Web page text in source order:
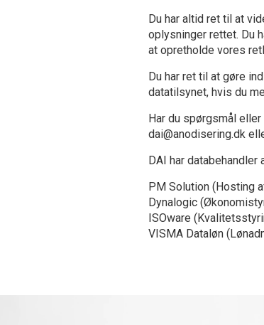
Du har altid ret til at
oplysninger rettet. Du
at opretholde vores
Du har ret til at gøre
datatilsynet, hvis du
Har du spørgsmål
dai@anodisering.dk
DAI har
PM Solution (Hosting
Dynalogic
ISOware
VISMA Dataløn